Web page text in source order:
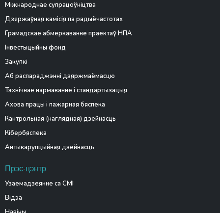
Міжнароднае супрацоўніцтва
Дзяржаўная камісія па радыёчастотах
Грамадскае абмеркаванне праектаў НПА
Інвестыцыйны фонд
Закупкі
Аб распараджэнні дзяржмаёмасцю
Тэхнічнае нармаванне і стандартызацыя
Ахова працы і пажарная бяспека
Кантрольная (наглядная) дзейнасць
Кібербяспека
Антыкарупцыйная дзейнасць
Прэс-цэнтр
Узаемадзеянне са СМІ
Відэа